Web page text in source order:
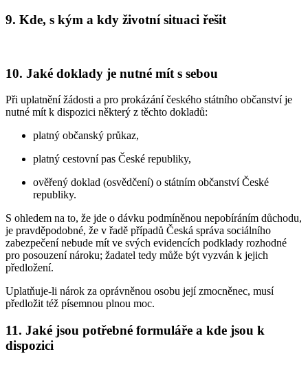
9. Kde, s kým a kdy životní situaci řešit
10. Jaké doklady je nutné mít s sebou
Při uplatnění žádosti a pro prokázání českého státního občanství je
nutné mít k dispozici některý z těchto dokladů:
platný občanský průkaz,
platný cestovní pas České republiky,
ověřený doklad (osvědčení) o státním občanství České
republiky.
S ohledem na to, že jde o dávku podmíněnou nepobíráním důchodu,
je pravděpodobné, že v řadě případů Česká správa sociálního
zabezpečení nebude mít ve svých evidencích podklady rozhodné
pro posouzení nároku; žadatel tedy může být vyzván k jejich
předložení.
Uplatňuje-li nárok za oprávněnou osobu její zmocněnec, musí
předložit též písemnou plnou moc.
11. Jaké jsou potřebné formuláře a kde jsou k
dispozici